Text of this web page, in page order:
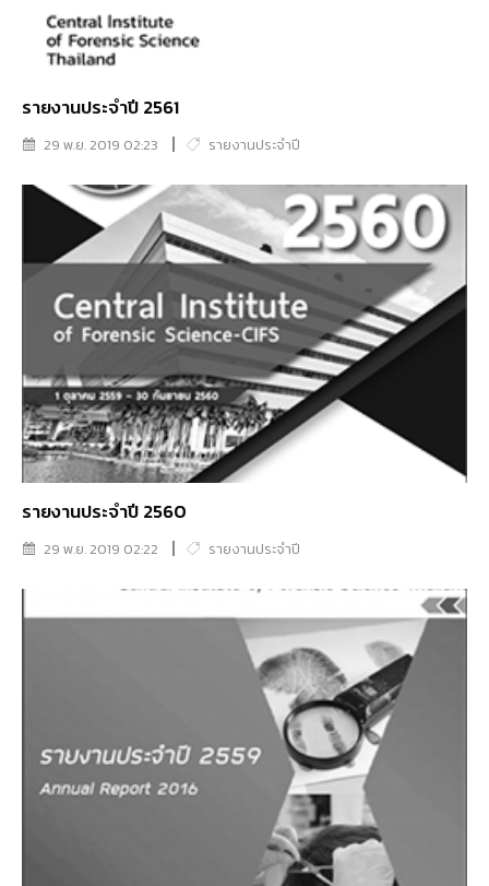
รายงานประจำปี 2561
29 พ.ย. 2019 02:23 รายงานประจำปี
รายงานประจำปี 2560
29 พ.ย. 2019 02:22 รายงานประจำปี